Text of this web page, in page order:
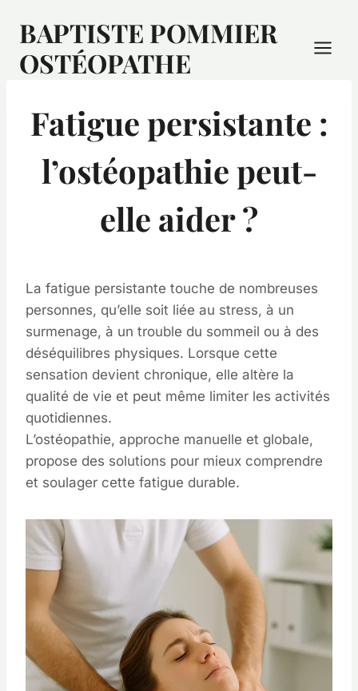
BAPTISTE POMMIER
OSTÉOPATHE
Fatigue persistante :
l’ostéopathie peut-
elle aider ?
La fatigue persistante touche de nombreuses
personnes, qu’elle soit liée au stress, à un
surmenage, à un trouble du sommeil ou à des
déséquilibres physiques. Lorsque cette
sensation devient chronique, elle altère la
qualité de vie et peut même limiter les activités
quotidiennes.
L’ostéopathie, approche manuelle et globale,
propose des solutions pour mieux comprendre
et soulager cette fatigue durable.